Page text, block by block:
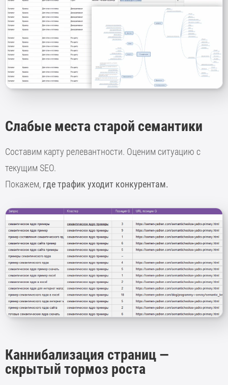
Слабые места старой семантики
Составим карту релевантности. Оценим ситуацию с
текущим SEO.
Покажем, где трафик уходит конкурентам.
Каннибализация страниц —
скрытый тормоз роста